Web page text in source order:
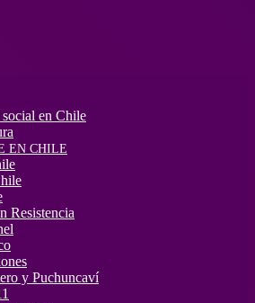
en Chile
EN CHILE
Resistencia
y Puchuncaví